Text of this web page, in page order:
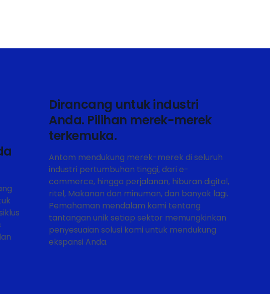
Dirancang untuk industri
Anda. Pilihan merek-merek
terkemuka.
Antom mendukung merek-merek di seluruh
industri pertumbuhan tinggi, dari e-
commerce, hingga perjalanan, hiburan digital,
ritel, Makanan dan minuman, dan banyak lagi.
Pemahaman mendalam kami tentang
tantangan unik setiap sektor memungkinkan
penyesuaian solusi kami untuk mendukung
ekspansi Anda.